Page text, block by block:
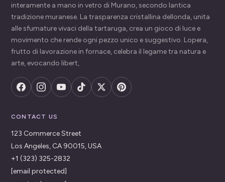
interamente a mano in vetro di Murano, secondo lantica
tradizione muranese. La trasparenza cristallina dellonda, unita
alle sfumature vivaci della tartaruga, crea un gioco di luce e
movimento che rende ogni pezzo unico e suggestivo. Lopera,
frutto di lavorazione in fornace, celebra il legame tra natura e
arte, evocando libert,
CONTACT US
123 Commerce Street
Los Angeles, CA 90015, USA
+1 (323) 325-2832
[email protected]